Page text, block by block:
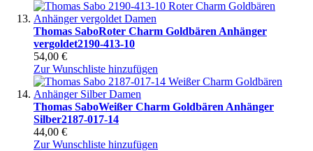
Thomas SaboRoter Charm Goldbären Anhänger
vergoldet2190-413-10
54,00 €
Zur Wunschliste hinzufügen
Thomas SaboWeißer Charm Goldbären Anhänger
Silber2187-017-14
44,00 €
Zur Wunschliste hinzufügen